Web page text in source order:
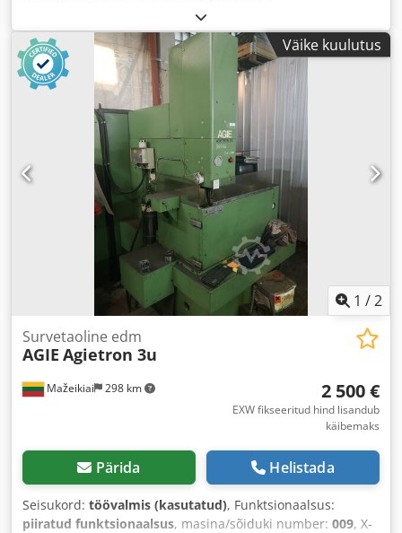
Väike kuulutus
1 /2
Mažeikiai 298 km
Survetaoline edm
AGIE Agietron 3u
2 500 €
EXW fikseeritud hind lisandub
käibemaks
Pärida Helistada
Seisukord: töövalmis (kasutatud), Funktsionaalsus:
piiratud funktsionaalsus, masina/sõiduki number: 009, X-